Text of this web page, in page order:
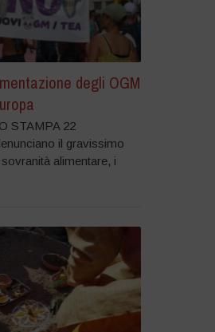
degli OGM
STAMPA 22
il gravissimo
alimentare, i